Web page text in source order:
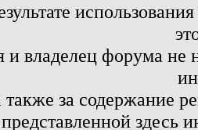
владелец форума не
также за содержание
здесь